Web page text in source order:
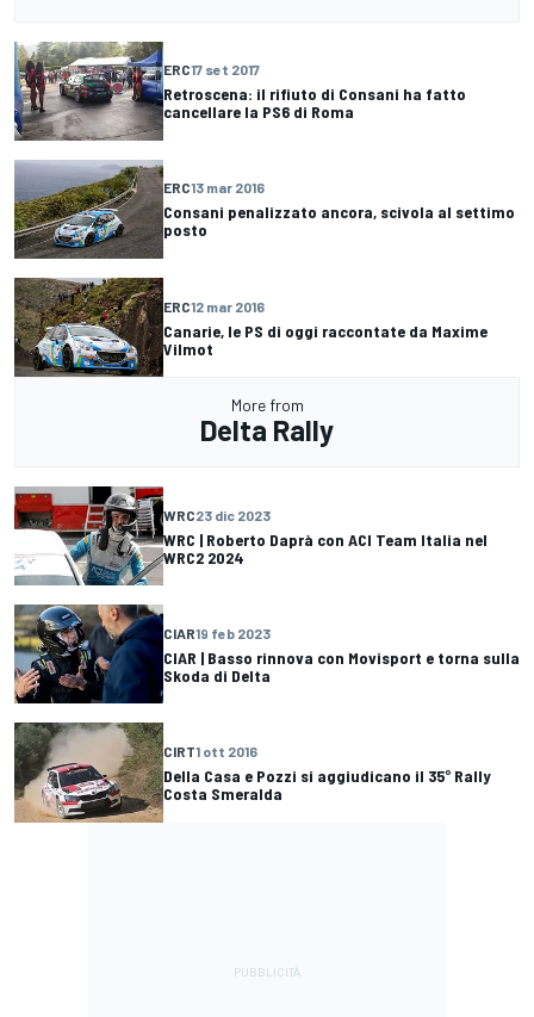
ERC17 set 2017
Retroscena: il rifiuto di Consani ha fatto
cancellare la PS6 di Roma
ERC13 mar 2016
Consani penalizzato ancora, scivola al settimo
posto
ERC12 mar 2016
Canarie, le PS di oggi raccontate da Maxime
Vilmot
More from
Delta Rally
WRC23 dic 2023
WRC | Roberto Daprà con ACI Team Italia nel
WRC2 2024
CIAR19 feb 2023
CIAR | Basso rinnova con Movisport e torna sulla
Skoda di Delta
CIRT1 ott 2016
Della Casa e Pozzi si aggiudicano il 35° Rally
Costa Smeralda